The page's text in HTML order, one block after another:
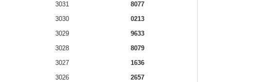
3031
8077
3030
0213
3029
9633
3028
8079
3027
1636
3026
2657